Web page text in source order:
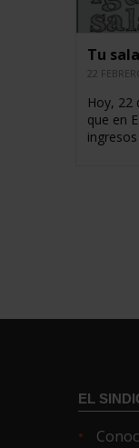
Tu
22
Hoy, 22
que en
EL